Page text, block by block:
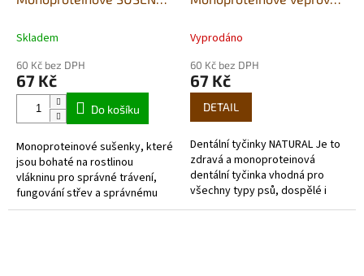
jablkem
Skladem
60 Kč bez DPH
67 Kč
Do košíku
Monoproteinové sušenky, které
jsou bohaté na rostlinou
vlákninu pro správné trávení,
fungování střev a správnému
vstřebávání živin. vepřové
řasou - 80g
Vyprodáno
60 Kč bez DPH
67 Kč
DETAIL
Dentální tyčinky NATURAL Je to
zdravá a monoproteinová
dentální tyčinka vhodná pro
všechny typy psů, dospělé i
štěňata. Obsahují mrkev a